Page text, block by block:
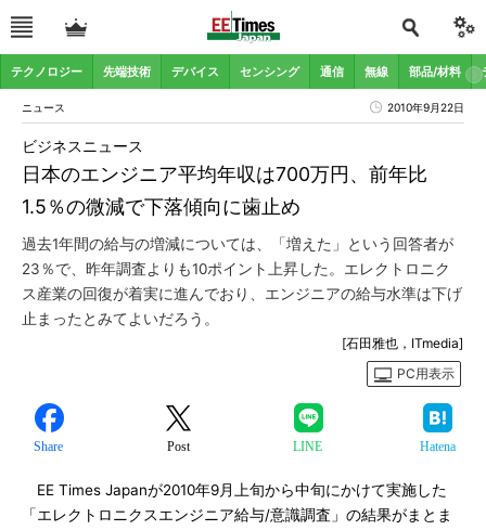
テクノロジー 先端技術 デバイス センシング 通信 無線 部品/材料
ニュース 2010年9月22日
日本のエンジニア平均年収は700万円、前年比
1.5％の微減で下落傾向に歯止め
ビジネスニュース
過去1年間の給与の増減については、「増えた」という回答者が
23％で、昨年調査よりも10ポイント上昇した。エレクトロニク
ス産業の回復が着実に進んでおり、エンジニアの給与水準は下げ
止まったとみてよいだろう。
[石田雅也，ITmedia]
PC用表示
Share Post LINE Hatena
EE Times Japanが2010年9月上旬から中旬にかけて実施した
「エレクトロニクスエンジニア給与/意識調査」の結果がまとま